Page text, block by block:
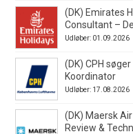
(DK) Emirates
Consultant –
Udløber: 01.09.2026
(DK) CPH
Koordinator
Udløber: 17.08.2026
(DK) Maersk
Review &